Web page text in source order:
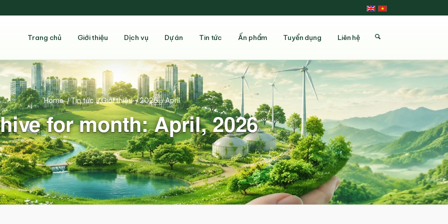
Trang chủ Giới thiệu Dịch vụ Dự án Tin tức Ấn phẩm Tuyển dụng Liên hệ
for month: April, 2026
Home /Tin tức /Giới thiệu /2026 /April